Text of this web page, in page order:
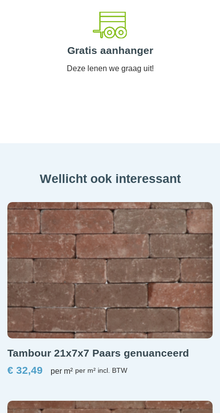
Gratis aanhanger
Deze lenen we graag uit!
Wellicht ook interessant
Tambour 21x7x7 Paars genuanceerd
€ 32,49 per m²